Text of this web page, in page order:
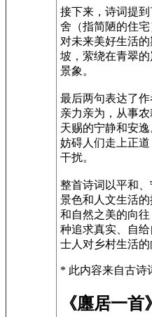
接下来，诗词提
舍（指简陋的住
对未来美好生活
坡，萦绕在青翠
景象。
最后两句表达了
亲力亲为，从事
天赐的宁静和安
妨碍人们走上正
干扰。
整首诗词以平和
景色和人文生活
和自然之美的向
种追求真实、自
士人对乡村生活的
* 此内容来自古诗
《廛居一